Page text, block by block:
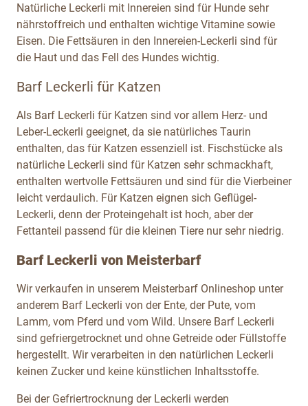
Natürliche Leckerli mit Innereien sind für Hunde sehr
nährstoffreich und enthalten wichtige Vitamine sowie
Eisen. Die Fettsäuren in den Innereien-Leckerli sind für
die Haut und das Fell des Hundes wichtig.
Barf Leckerli für Katzen
Als Barf Leckerli für Katzen sind vor allem Herz- und
Leber-Leckerli geeignet, da sie natürliches Taurin
enthalten, das für Katzen essenziell ist. Fischstücke als
natürliche Leckerli sind für Katzen sehr schmackhaft,
enthalten wertvolle Fettsäuren und sind für die Vierbeiner
leicht verdaulich. Für Katzen eignen sich Geflügel-
Leckerli, denn der Proteingehalt ist hoch, aber der
Fettanteil passend für die kleinen Tiere nur sehr niedrig.
Barf Leckerli von Meisterbarf
Wir verkaufen in unserem Meisterbarf Onlineshop unter
anderem Barf Leckerli von der Ente, der Pute, vom
Lamm, vom Pferd und vom Wild. Unsere Barf Leckerli
sind gefriergetrocknet und ohne Getreide oder Füllstoffe
hergestellt. Wir verarbeiten in den natürlichen Leckerli
keinen Zucker und keine künstlichen Inhaltsstoffe.
Bei der Gefriertrocknung der Leckerli werden